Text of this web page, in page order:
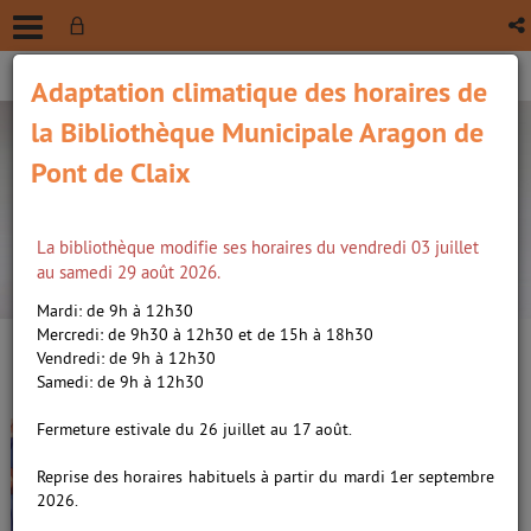
recherche avancée
Ana et l'Entremonde 01
Par l'Ouest, vers les Indes /
Adaptation climatique des horaires de
la Bibliothèque Municipale Aragon de
Pont de Claix
La bibliothèque modifie ses horaires du vendredi 03 juillet
au samedi 29 août 2026.
Mardi: de 9h à 12h30
Mercredi: de 9h30 à 12h30 et de 15h à 18h30
Vendredi: de 9h à 12h30
Samedi: de 9h à 12h30
Fermeture estivale du 26 juillet au 17 août.
Reprise des horaires habituels à partir du mardi 1er septembre
2026.